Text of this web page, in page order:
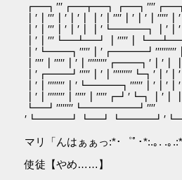
┗━┛′′′′′′′′┗━━━━━┛′′′′
マリ「んはぁぁっ:*･゜ﾟ･*:.｡. .｡
使徒【やめ……】